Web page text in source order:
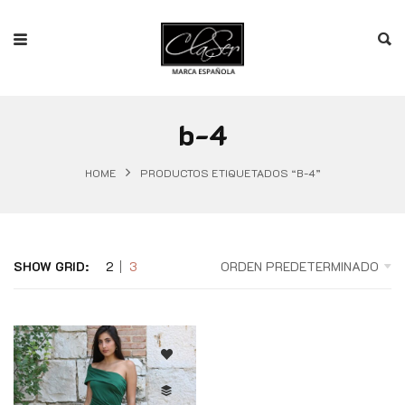
b-4
HOME PRODUCTOS ETIQUETADOS “B-4”
SHOW GRID: 2 3 ORDEN PREDETERMINADO